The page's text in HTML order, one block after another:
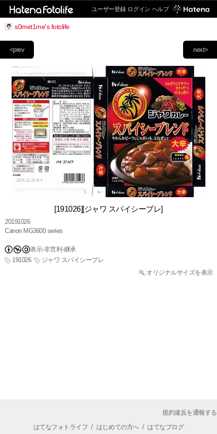
ユーザー登録 ログイン ヘルプ
s0met1me's fotolife
next>
<prev
[191026][ジャワ スパイシーブレ]
20191026
Canon MG3600 series
表示-非営利-継承
191026
ジャワ スパイシーブレ
オリジナルサイズを表示
規約違反を通報する
はてなフォトライフ / はじめての方へ/ はてなブログ